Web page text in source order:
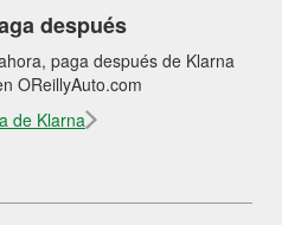
después
paga después de Klarna
OReillyAuto.com
de Klarna